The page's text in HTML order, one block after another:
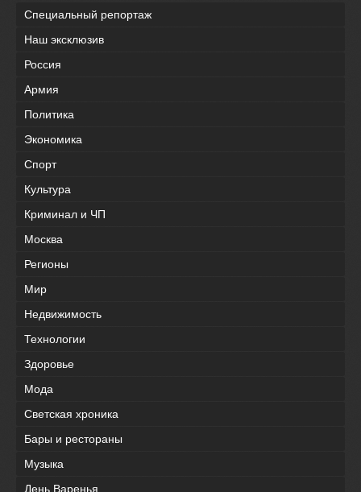
Специальный репортаж
Наш эксклюзив
Россия
Армия
Политика
Экономика
Спорт
Культура
Криминал и ЧП
Москва
Регионы
Мир
Недвижимость
Технологии
Здоровье
Мода
Светская хроника
Бары и рестораны
Музыка
День Варенья